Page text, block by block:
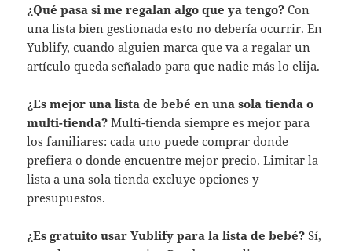
¿Qué pasa si me regalan algo que ya tengo? Con
una lista bien gestionada esto no debería ocurrir. En
Yublify, cuando alguien marca que va a regalar un
artículo queda señalado para que nadie más lo elija.
¿Es mejor una lista de bebé en una sola tienda o
multi-tienda? Multi-tienda siempre es mejor para
los familiares: cada uno puede comprar donde
prefiera o donde encuentre mejor precio. Limitar la
lista a una sola tienda excluye opciones y
presupuestos.
¿Es gratuito usar Yublify para la lista de bebé? Sí,